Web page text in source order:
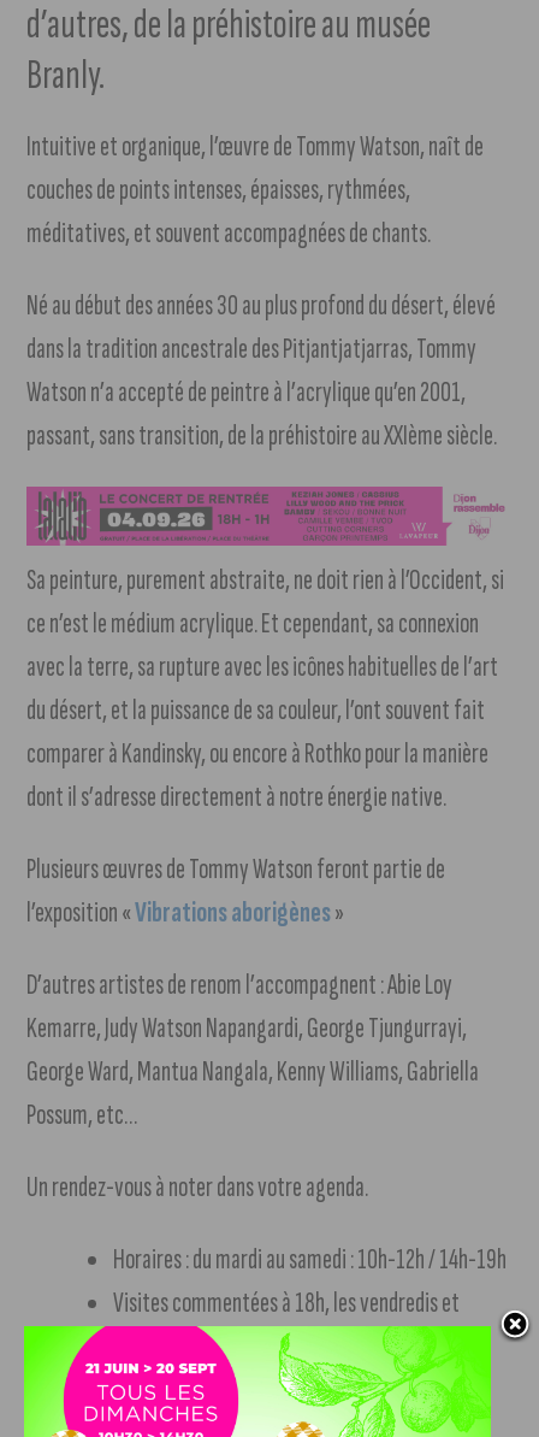
d’autres, de la préhistoire au musée
Branly.
Intuitive et organique, l’œuvre de Tommy Watson, naît de
couches de points intenses, épaisses, rythmées,
méditatives, et souvent accompagnées de chants.
Né au début des années 30 au plus profond du désert, élevé
dans la tradition ancestrale des Pitjantjatjarras, Tommy
Watson n’a accepté de peintre à l’acrylique qu’en 2001,
passant, sans transition, de la préhistoire au XXIème siècle.
Sa peinture, purement abstraite, ne doit rien à l’Occident, si
ce n’est le médium acrylique. Et cependant, sa connexion
avec la terre, sa rupture avec les icônes habituelles de l’art
du désert, et la puissance de sa couleur, l’ont souvent fait
comparer à Kandinsky, ou encore à Rothko pour la manière
dont il s’adresse directement à notre énergie native.
Plusieurs œuvres de Tommy Watson feront partie de
l’exposition «Vibrations aborigènes»
D’autres artistes de renom l’accompagnent : Abie Loy
Kemarre, Judy Watson Napangardi, George Tjungurrayi,
George Ward, Mantua Nangala, Kenny Williams, Gabriella
Possum, etc…
Un rendez-vous à noter dans votre agenda.
Horaires : du mardi au samedi : 10h-12h / 14h-19h
Visites commentées à 18h, les vendredis et
samedis, durant l’exposition.
Entrée libre.